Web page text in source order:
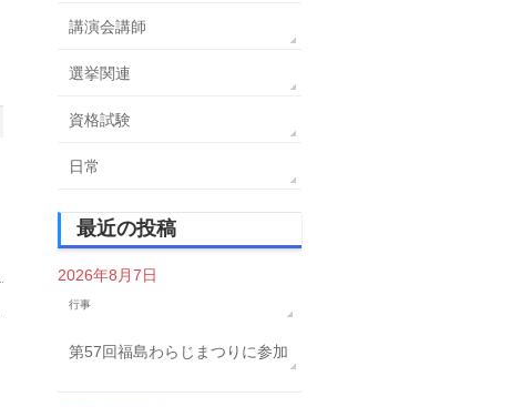
講演会講師
選挙関連
資格試験
日常
最近の投稿
2026年8月7日
行事
第57回福島わらじまつりに参加